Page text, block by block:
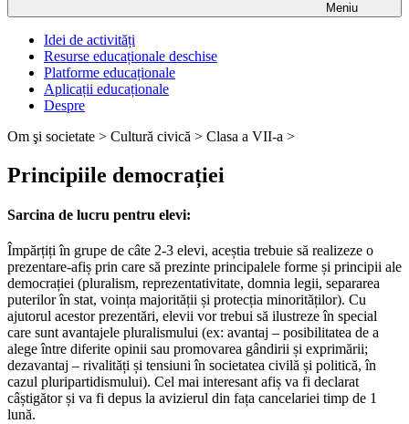
Meniu
Idei de activități
Resurse educaționale deschise
Platforme educaționale
Aplicații educaționale
Despre
Om şi societate > Cultură civică > Clasa a VII-a >
Principiile democrației
Sarcina de lucru pentru elevi:
Împărțiți în grupe de câte 2-3 elevi, aceștia trebuie să realizeze o
prezentare-afiș prin care să prezinte principalele forme și principii ale
democrației (pluralism, reprezentativitate, domnia legii, separarea
puterilor în stat, voința majorității și protecția minorităților). Cu
ajutorul acestor prezentări, elevii vor trebui să ilustreze în special
care sunt avantajele pluralismului (ex: avantaj – posibilitatea de a
alege între diferite opinii sau promovarea gândirii și exprimării;
dezavantaj – rivalități și tensiuni în societatea civilă și politică, în
cazul pluripartidismului). Cel mai interesant afiș va fi declarat
câștigător și va fi depus la avizierul din fața cancelariei timp de 1
lună.